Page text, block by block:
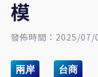
模
發佈時間：2025/07/
兩岸 台商